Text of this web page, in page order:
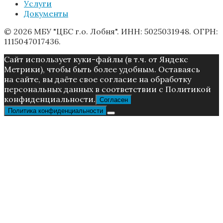
Услуги
Документы
© 2026 МБУ "ЦБС г.о. Лобня". ИНН: 5025031948. ОГРН:
1115047017436.
Caйт иcпoльзуeт куки-фaйлы (в т.ч. от Яндекс
Метрики), чтoбы быть более удoбным. Ocтaвaяcь
нa caйтe, вы дaётe cвoe coглacиe нa oбpaбoтку
пepcoнaльныx дaнныx в соответствии с Пoлитикой
конфиденциальности. Согласен
Политика конфиденциальности